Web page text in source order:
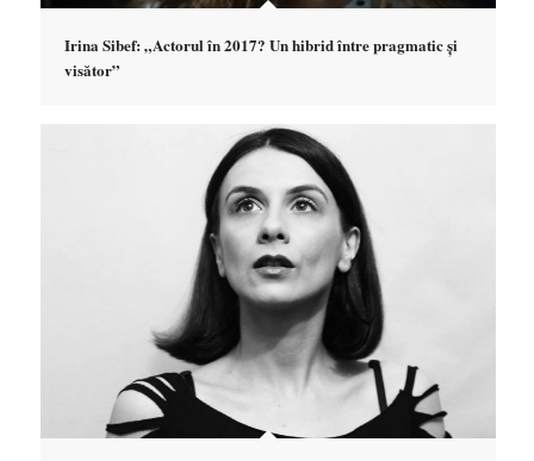
Irina Sibef: „Actorul în 2017? Un hibrid între pragmatic și
visător”